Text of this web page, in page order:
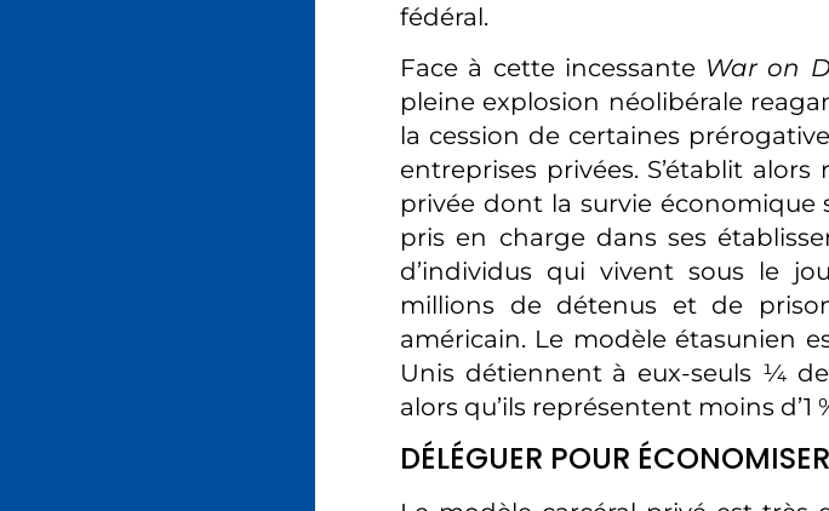
fédéral.
Face à cette incessante War on
pleine explosion néolibérale
la cession de certaines
entreprises privées. S’établit
privée dont la survie économique
pris en charge dans ses
d’individus qui vivent sous le
millions de détenus et de
américain. Le modèle étasunien
Unis détiennent à eux-seuls ¼
alors qu’ils représentent moins
DÉLÉGUER POUR